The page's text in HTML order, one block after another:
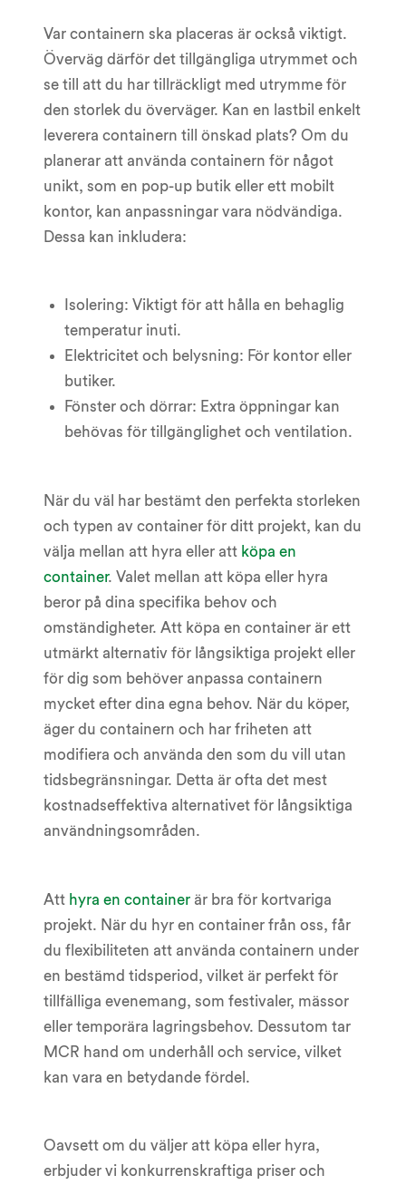
Var containern ska placeras är också viktigt.
Överväg därför det tillgängliga utrymmet och
se till att du har tillräckligt med utrymme för
den storlek du överväger. Kan en lastbil enkelt
leverera containern till önskad plats? Om du
planerar att använda containern för något
unikt, som en pop-up butik eller ett mobilt
kontor, kan anpassningar vara nödvändiga.
Dessa kan inkludera:
Isolering: Viktigt för att hålla en behaglig
temperatur inuti.
Elektricitet och belysning: För kontor eller
butiker.
Fönster och dörrar: Extra öppningar kan
behövas för tillgänglighet och ventilation.
När du väl har bestämt den perfekta storleken
och typen av container för ditt projekt, kan du
välja mellan att hyra eller att köpa en
container. Valet mellan att köpa eller hyra
beror på dina specifika behov och
omständigheter. Att köpa en container är ett
utmärkt alternativ för långsiktiga projekt eller
för dig som behöver anpassa containern
mycket efter dina egna behov. När du köper,
äger du containern och har friheten att
modifiera och använda den som du vill utan
tidsbegränsningar. Detta är ofta det mest
kostnadseffektiva alternativet för långsiktiga
användningsområden.
Att hyra en containerär bra för kortvariga
projekt. När du hyr en container från oss, får
du flexibiliteten att använda containern under
en bestämd tidsperiod, vilket är perfekt för
tillfälliga evenemang, som festivaler, mässor
eller temporära lagringsbehov. Dessutom tar
MCR hand om underhåll och service, vilket
kan vara en betydande fördel.
Oavsett om du väljer att köpa eller hyra,
erbjuder vi konkurrenskraftiga priser och